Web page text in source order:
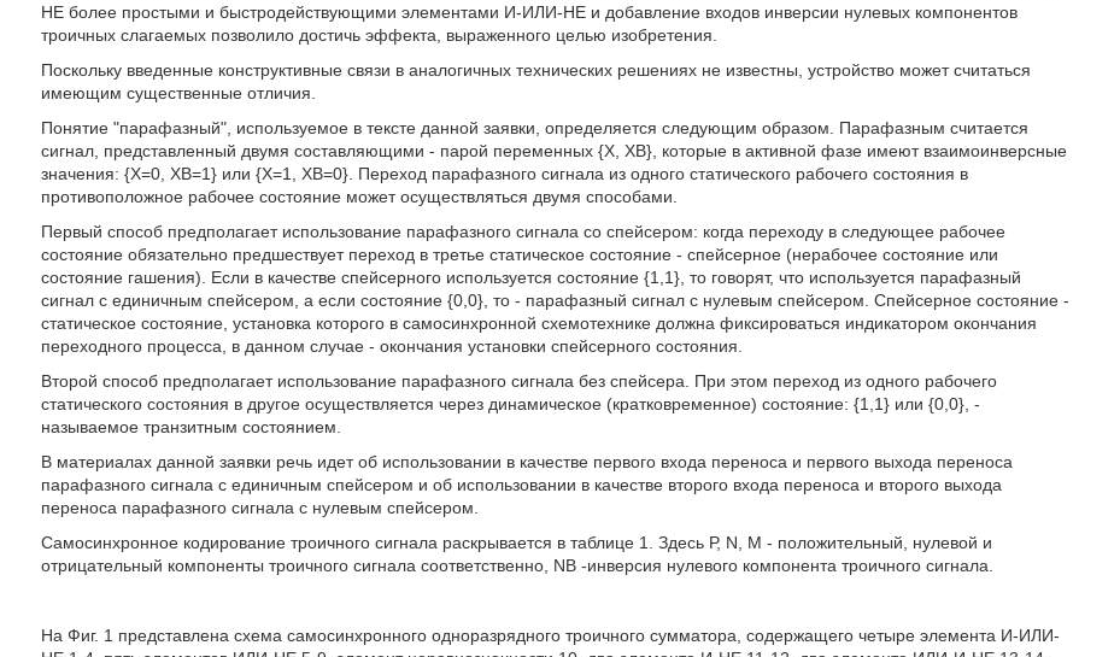
НЕ более простыми и быстродействующими элементами И-ИЛИ-НЕ и добавление входов инверсии нулевых компонентов
троичных слагаемых позволило достичь эффекта, выраженного целью изобретения.
Поскольку введенные конструктивные связи в аналогичных технических решениях не известны, устройство может считаться
имеющим существенные отличия.
Понятие "парафазный", используемое в тексте данной заявки, определяется следующим образом. Парафазным считается
сигнал, представленный двумя составляющими - парой переменных {X, ХВ}, которые в активной фазе имеют взаимоинверсные
значения: {Х=0, ХВ=1} или {Х=1, ХВ=0}. Переход парафазного сигнала из одного статического рабочего состояния в
противоположное рабочее состояние может осуществляться двумя способами.
Первый способ предполагает использование парафазного сигнала со спейсером: когда переходу в следующее рабочее
состояние обязательно предшествует переход в третье статическое состояние - спейсерное (нерабочее состояние или
состояние гашения). Если в качестве спейсерного используется состояние {1,1}, то говорят, что используется парафазный
сигнал с единичным спейсером, а если состояние {0,0}, то - парафазный сигнал с нулевым спейсером. Спейсерное состояние -
статическое состояние, установка которого в самосинхронной схемотехнике должна фиксироваться индикатором окончания
переходного процесса, в данном случае - окончания установки спейсерного состояния.
Второй способ предполагает использование парафазного сигнала без спейсера. При этом переход из одного рабочего
статического состояния в другое осуществляется через динамическое (кратковременное) состояние: {1,1} или {0,0}, -
называемое транзитным состоянием.
В материалах данной заявки речь идет об использовании в качестве первого входа переноса и первого выхода переноса
парафазного сигнала с единичным спейсером и об использовании в качестве второго входа переноса и второго выхода
переноса парафазного сигнала с нулевым спейсером.
Самосинхронное кодирование троичного сигнала раскрывается в таблице 1. Здесь Р, N, М - положительный, нулевой и
отрицательный компоненты троичного сигнала соответственно, NB -инверсия нулевого компонента троичного сигнала.
На Фиг. 1 представлена схема самосинхронного одноразрядного троичного сумматора, содержащего четыре элемента И-ИЛИ-